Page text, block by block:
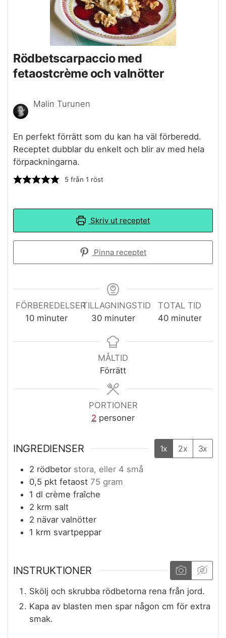
Rödbetscarpaccio med
fetaostcrème och valnötter
Malin Turunen
En perfekt förrätt som du kan ha väl förberedd.
Receptet dubblar du enkelt och blir av med hela
förpackningarna.
5från 1 röst
Skriv ut receptet
Pinna receptet
FÖRBEREDELSER
10minuter
minuter
TILLAGNINGSTID
30minuter
minuter
TOTAL TID
40minuter
minuter
MÅLTID
Förrätt
PORTIONER
2 personer
INGREDIENSER 1x 2x 3x
2 rödbetor stora, eller 4 små
0,5 pkt fetaost 75 gram
1 dl crème fraîche
2 krm salt
2 nävar valnötter
1 krm svartpeppar
INSTRUKTIONER
Skölj och skrubba rödbetorna rena från jord.
Kapa av blasten men spar någon cm för extra
smak.